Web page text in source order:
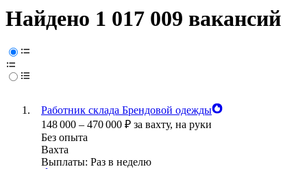
Найдено 1 017 009 вакансий
Работник склада Брендовой одежды
148 000 – 470 000 ₽ за вахту, на руки
Без опыта
Вахта
Выплаты: Раз в неделю